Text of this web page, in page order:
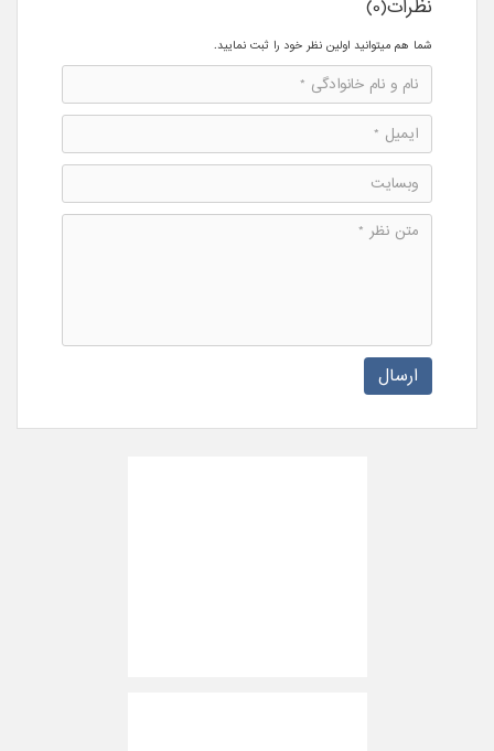
نظرات(0)
شما هم میتوانید اولین نظر خود را ثبت نمایید.
ارسال